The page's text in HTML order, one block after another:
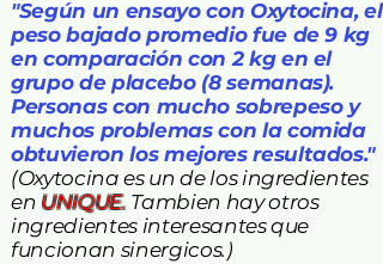
"Según un ensayo con Oxytocina, el
peso bajado promedio fue de 9 kg
en comparación con 2 kg en el
grupo de placebo (8 semanas).
Personas con mucho sobrepeso y
muchos problemas con la comida
obtuvieron los mejores resultados."
(Oxytocina es un de los ingredientes
en UNIQUE. Tambien hay otros
ingredientes interesantes que
funcionan sinergicos.)